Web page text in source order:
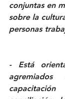
conjuntas en
sobre la
personas
- Está